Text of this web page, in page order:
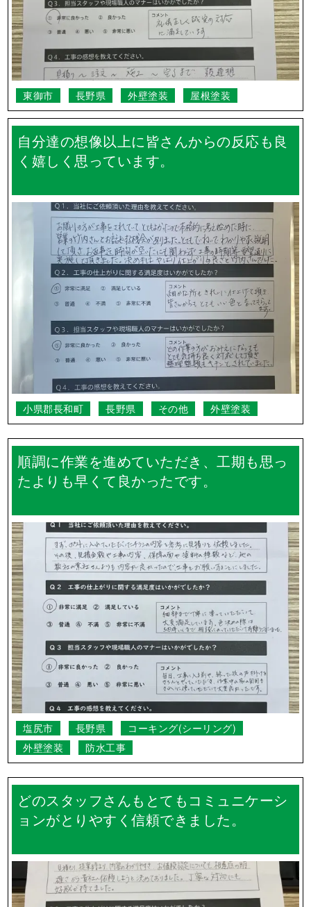
東御市 長野県 外壁塗装 屋根塗装
自分達の想像以上に皆さんからの反応も良
く嬉しく思っています。
小県郡長和町 長野県 その他 外壁塗装
順調に作業を進めていただき、工期も思っ
たよりも早くて良かったです。
塩尻市 長野県
コーキング(シーリング)
外壁塗装
防水工事
どのスタッフさんもとてもコミュニケーシ
ョンがとりやすく信頼できました。